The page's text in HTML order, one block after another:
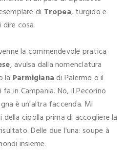
di Tropea, turgido e
cosa.
la commendevole pratica
, avulsa dalla nomenclatura
la Parmigianadi Palermo o il
fa in Campania. No, il Pecorino
è un'altra faccenda. Mi
cipolla prima di accogliere la
Delle due l'una: soupe à
insieme.